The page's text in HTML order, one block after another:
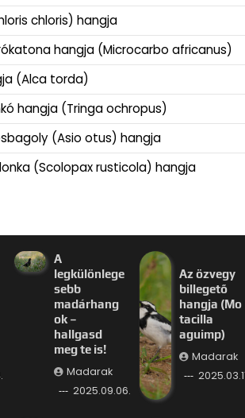
chloris) hangja
hangja (Microcarbo africanus)
(Alca torda)
hangja (Tringa ochropus)
(Asio otus) hangja
(Scolopax rusticola) hangja
A
legkülönlege
sebb
madárhang
ok –
hallgasd
meg te is!
Madarak
2025.09.06.
Az özvegy
billegető
hangja (Mo
tacilla
aguimp)
Madarak